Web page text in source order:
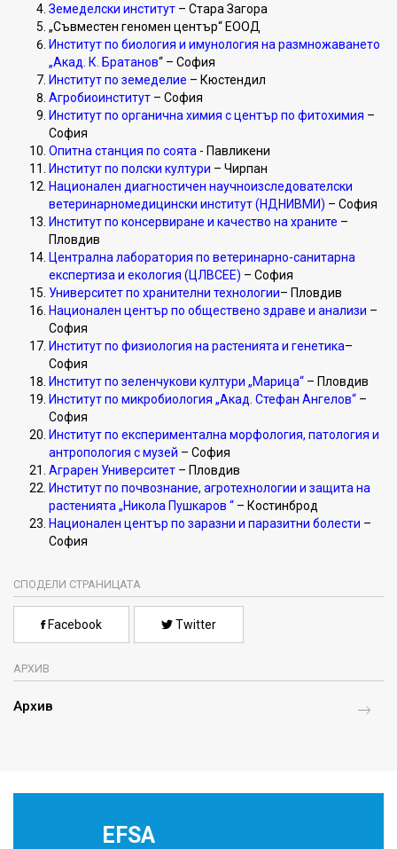
Земеделски институт – Стара Загора
„Съвместен геномен център“ ЕООД
Институт по биология и имунология на размножаването
„Акад. К. Братанов“ – София
Институт по земеделие – Кюстендил
Агробиоинститут – София
Институт по органична химия с център по фитохимия –
София
Опитна станция по соята - Павликени
Институт по полски култури – Чирпан
Национален диагностичен научноизследователски
ветеринарномедицински институт (НДНИВМИ) – София
Институт по консервиране и качество на храните –
Пловдив
Централна лаборатория по ветеринарно-санитарна
експертиза и екология (ЦЛВСЕЕ) – София
Университет по хранителни технологии– Пловдив
Национален център по обществено здраве и анализи –
София
Институт по физиология на растенията и генетика–
София
Институт по зеленчукови култури „Марица“ – Пловдив
Институт по микробиология „Акад. Стефан Ангелов“ –
София
Институт по експериментална морфология, патология и
антропология с музей – София
Аграрен Университет – Пловдив
Институт по почвознание, агротехнологии и защита на
растенията „Никола Пушкаров “ – Костинброд
Национален център по заразни и паразитни болести –
София
СПОДЕЛИ СТРАНИЦАТА
Facebook Twitter
АРХИВ
Архив
EFSA